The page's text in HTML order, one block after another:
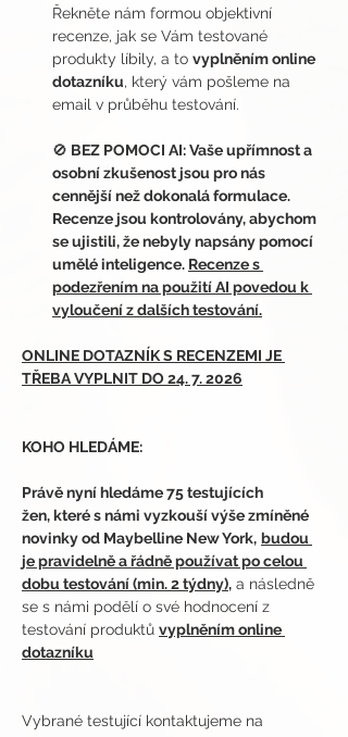
Řekněte nám formou objektivní
recenze, jak se Vám testované
produkty líbily, a to vyplněním online
dotazníku, který vám pošleme na
email v průběhu testování.
🚫 BEZ POMOCI AI: Vaše upřímnost a
osobní zkušenost jsou pro nás
cennější než dokonalá formulace.
Recenze jsou kontrolovány, abychom
se ujistili, že nebyly napsány pomocí
umělé inteligence. Recenze s
podezřením na použití AI povedou k
vyloučení z dalších testování.
ONLINE DOTAZNÍK S RECENZEMI JE
TŘEBA VYPLNIT DO 24. 7. 2026
KOHO HLEDÁME:
Právě nyní hledáme 75 testujících
žen, které s námi vyzkouší výše zmíněné
novinky od Maybelline New York, budou
je pravidelně a řádně používat po celou
dobu testování (min. 2 týdny), a následně
se s námi podělí o své hodnocení z
testování produktů vyplněním online
dotazníku
Vybrané testující kontaktujeme na